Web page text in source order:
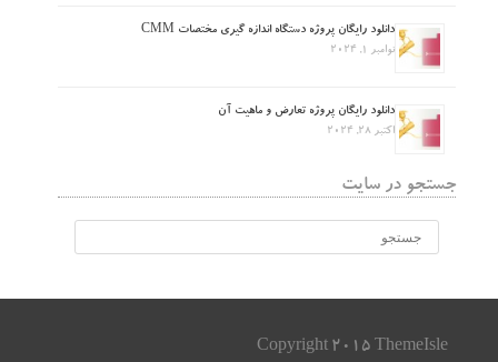
دانلود رایگان پروژه دستگاه اندازه گیری مختصات CMM
نوامبر 1, 2024
دانلود رایگان پروژه تعارض و ماهیت آن
اکتبر 28, 2024
جستجو در سایت
Copyright 2015 ThemeIsle